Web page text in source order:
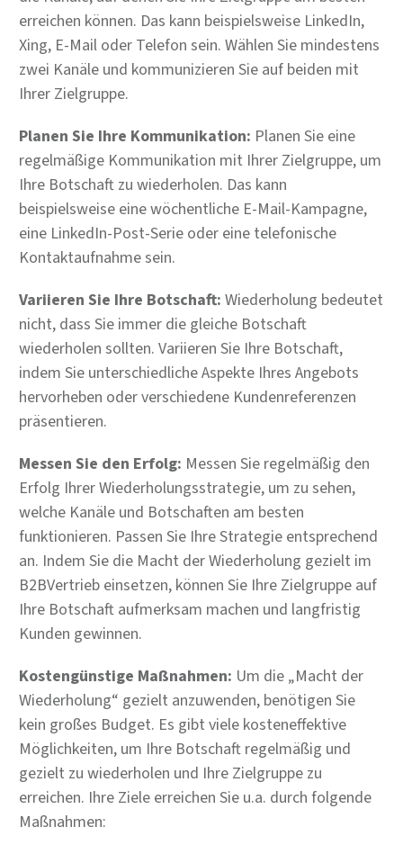
erreichen können. Das kann beispielsweise LinkedIn,
Xing, E-Mail oder Telefon sein. Wählen Sie mindestens
zwei Kanäle und kommunizieren Sie auf beiden mit
Ihrer Zielgruppe.
Planen Sie Ihre Kommunikation: Planen Sie eine
regelmäßige Kommunikation mit Ihrer Zielgruppe, um
Ihre Botschaft zu wiederholen. Das kann
beispielsweise eine wöchentliche E-Mail-Kampagne,
eine LinkedIn-Post-Serie oder eine telefonische
Kontaktaufnahme sein.
Variieren Sie Ihre Botschaft: Wiederholung bedeutet
nicht, dass Sie immer die gleiche Botschaft
wiederholen sollten. Variieren Sie Ihre Botschaft,
indem Sie unterschiedliche Aspekte Ihres Angebots
hervorheben oder verschiedene Kundenreferenzen
präsentieren.
Messen Sie den Erfolg: Messen Sie regelmäßig den
Erfolg Ihrer Wiederholungsstrategie, um zu sehen,
welche Kanäle und Botschaften am besten
funktionieren. Passen Sie Ihre Strategie entsprechend
an. Indem Sie die Macht der Wiederholung gezielt im
B2BVertrieb einsetzen, können Sie Ihre Zielgruppe auf
Ihre Botschaft aufmerksam machen und langfristig
Kunden gewinnen.
Kostengünstige Maßnahmen: Um die „Macht der
Wiederholung“ gezielt anzuwenden, benötigen Sie
kein großes Budget. Es gibt viele kosteneffektive
Möglichkeiten, um Ihre Botschaft regelmäßig und
gezielt zu wiederholen und Ihre Zielgruppe zu
erreichen. Ihre Ziele erreichen Sie u.a. durch folgende
Maßnahmen: